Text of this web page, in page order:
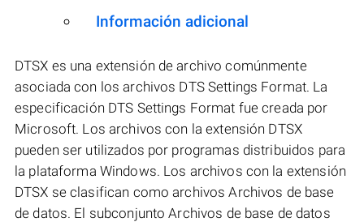
Información adicional
DTSX es una extensión de archivo comúnmente
asociada con los archivos DTS Settings Format. La
especificación DTS Settings Format fue creada por
Microsoft. Los archivos con la extensión DTSX
pueden ser utilizados por programas distribuidos para
la plataforma Windows. Los archivos con la extensión
DTSX se clasifican como archivos Archivos de base
de datos. El subconjunto Archivos de base de datos